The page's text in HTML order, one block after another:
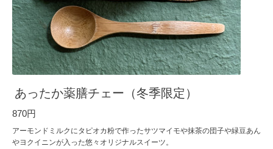
あったか薬膳チェー（冬季限定）
870円
アーモンドミルクにタピオカ粉で作ったサツマイモや抹茶の団子や緑豆あん
やヨクイニンが入った悠々オリジナルスイーツ。